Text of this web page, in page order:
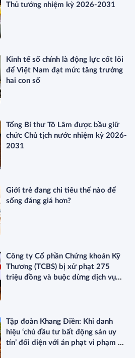
Thủ tướng nhiệm kỳ 2026-2031
Kinh tế số chính là động lực cốt lõi
để Việt Nam đạt mức tăng trưởng
hai con số
Tổng Bí thư Tô Lâm được bầu giữ
chức Chủ tịch nước nhiệm kỳ 2026-
2031
Giới trẻ đang chi tiêu thế nào để
sống đáng giá hơn?
Công ty Cổ phần Chứng khoán Kỹ
Thương (TCBS) bị xử phạt 275
triệu đồng và buộc dừng dịch vụ
Tập đoàn Khang Điền: Khi danh
hiệu ‘chủ đầu tư bất động sản uy
tín’ đối diện với án phạt vi phạm về